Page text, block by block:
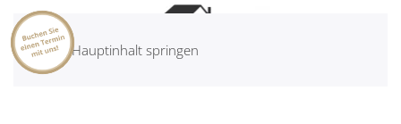
Zum Hauptinhalt springen